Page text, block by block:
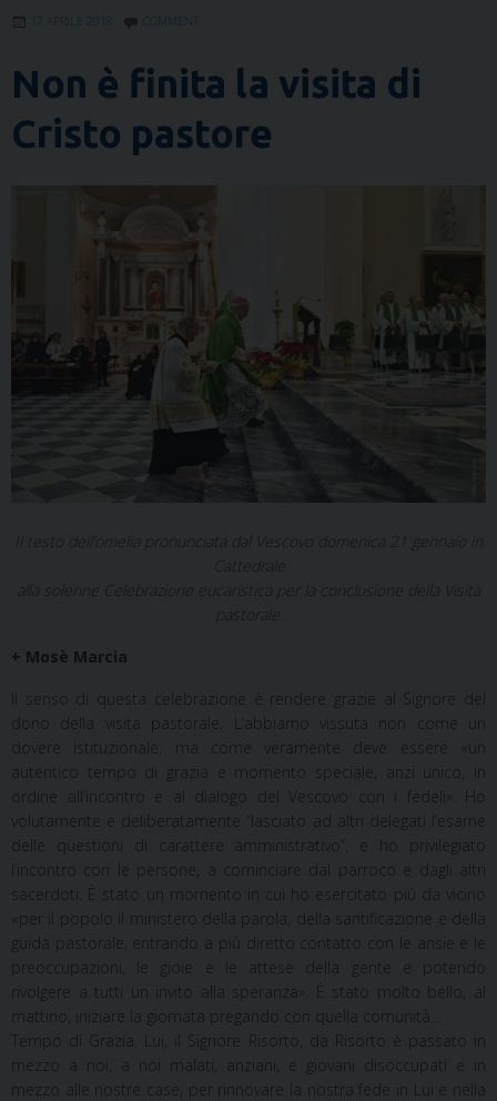
17 APRILE 2018 COMMENT
Non è finita la visita di
Cristo pastore
Il testo dell’omelia pronunciata dal Vescovo domenica 21 gennaio in
+ Mosè Marcia
Il senso di questa celebrazione è rendere grazie al Signore del
dono della visita pastorale. L’abbiamo vissuta non come un
dovere istituzionale, ma come veramente deve essere «un
autentico tempo di grazia e momento speciale, anzi unico, in
ordine all’incontro e al dialogo del Vescovo con i fedeli». Ho
volutamente e deliberatamente “lasciato ad altri delegati l’esame
delle questioni di carattere amministrativo”, e ho privilegiato
l’incontro con le persone, a cominciare dal parroco e dagli altri
sacerdoti. È stato un momento in cui ho esercitato più da vicino
«per il popolo il ministero della parola, della santificazione e della
guida pastorale, entrando a più diretto contatto con le ansie e le
preoccupazioni, le gioie e le attese della gente e potendo
rivolgere a tutti un invito alla speranza». È stato molto bello, al
mattino, iniziare la giornata pregando con quella comunità…
Tempo di Grazia. Lui, il Signore Risorto, da Risorto è passato in
mezzo a noi, a noi malati, anziani, e giovani disoccupati e in
mezzo alle nostre case, per rinnovare la nostra fede in Lui e nella